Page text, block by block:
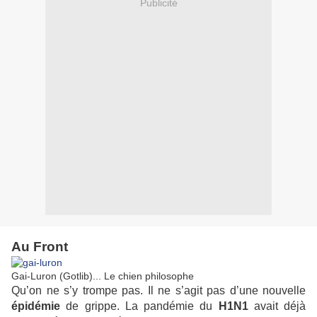
Publicité
Au Front
Gai-Luron (Gotlib)... Le chien philosophe
Qu’on ne s’y trompe pas. Il ne s’agit pas d’une nouvelle
épidémie de grippe. La pandémie du H1N1avait déjà